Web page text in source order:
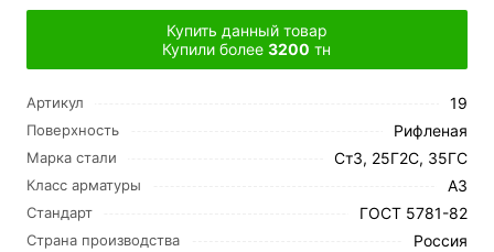
Купить данный товар
Купили более3200 тн
Артикул 19
Поверхность Рифленая
Марка стали Ст3, 25Г2С, 35ГС
Класс арматуры А3
Стандарт ГОСТ 5781-82
Страна производства Россия